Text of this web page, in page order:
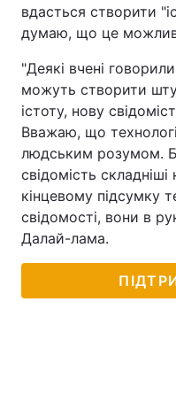
вдасться створити
думаю, що це
"Деякі вчені
можуть створити
істоту, нову
Вважаю, що
людським розумом.
свідомість складніші
кінцевому підсумку
свідомості, вони в
Далай-лама.